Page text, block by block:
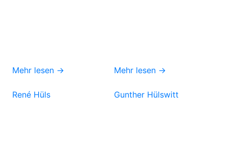
Mehr lesen → Mehr lesen →
René Hüls Gunther Hülswitt